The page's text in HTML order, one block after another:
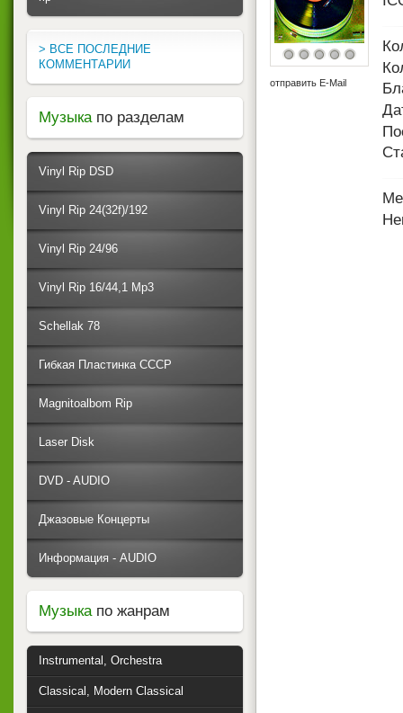
отправить E-Mail
> ВСЕ ПОСЛЕДНИЕ
КОММЕНТАРИИ
Музыка по разделам
Vinyl Rip DSD
Vinyl Rip 24(32f)/192
Vinyl Rip 24/96
Vinyl Rip 16/44,1 Mp3
Schellak 78
Гибкая Пластинка СССР
Magnitoalbom Rip
Laser Disk
DVD - AUDIO
Джазовые Концерты
Информация - AUDIO
Музыкапо жанрам
Instrumental, Orchestra
Classical, Modern Classical